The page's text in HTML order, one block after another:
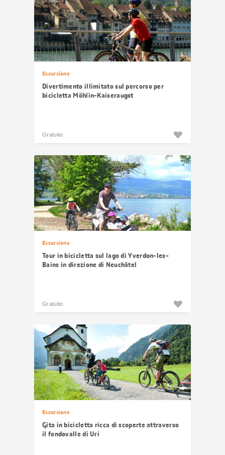
Escursione
Divertimento illimitato sul percorso per
bicicletta Möhlin-Kaiseraugst
Gratuito
Escursione
Tour in bicicletta sul lago di Yverdon-les-
Bains in direzione di Neuchâtel
Gratuito
Escursione
Gita in bicicletta ricca di scoperte attraverso
il fondovalle di Uri